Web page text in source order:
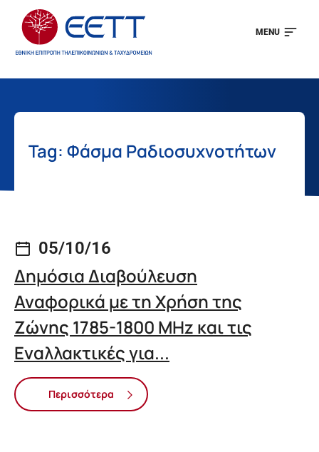
MENU
Tag: Φάσμα Ραδιοσυχνοτήτων
05/10/16
Δημόσια Διαβούλευση
Αναφορικά με τη Χρήση της
Ζώνης 1785-1800 MHz και τις
Εναλλακτικές για...
Περισσότερα